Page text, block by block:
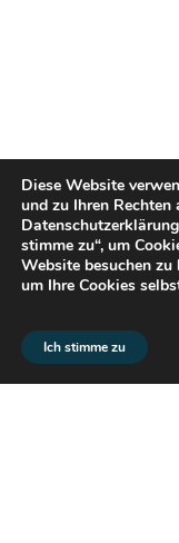
Diese Website
und zu Ihren
stimme zu“, um
Website besuchen
um Ihre Cookies
Ich stimme zu